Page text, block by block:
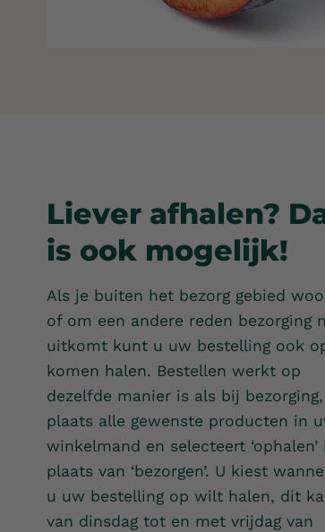
Liever afhalen?
is ook mogelijk!
Als je buiten het bezorg gebied
of om een andere reden bezorging
uitkomt kunt u uw bestelling ook
komen halen. Bestellen werkt op
dezelfde manier is als bij
plaats alle gewenste producten in
winkelmand en selecteert ‘ophalen’
plaats van ‘bezorgen’. U kiest
u uw bestelling op wilt halen, dit
van dinsdag tot en met vrijdag van